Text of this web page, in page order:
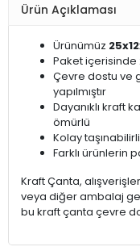
Ürün Açıklaması
Ürünümüz
Paket içerisinde
Çevre dostu ve
yapılmıştır
Dayanıklı kraft
ömürlü
Kolay
Farklı ürünlerin
Kraft Çanta,
veya diğer ambalaj
bu kraft çanta çevre